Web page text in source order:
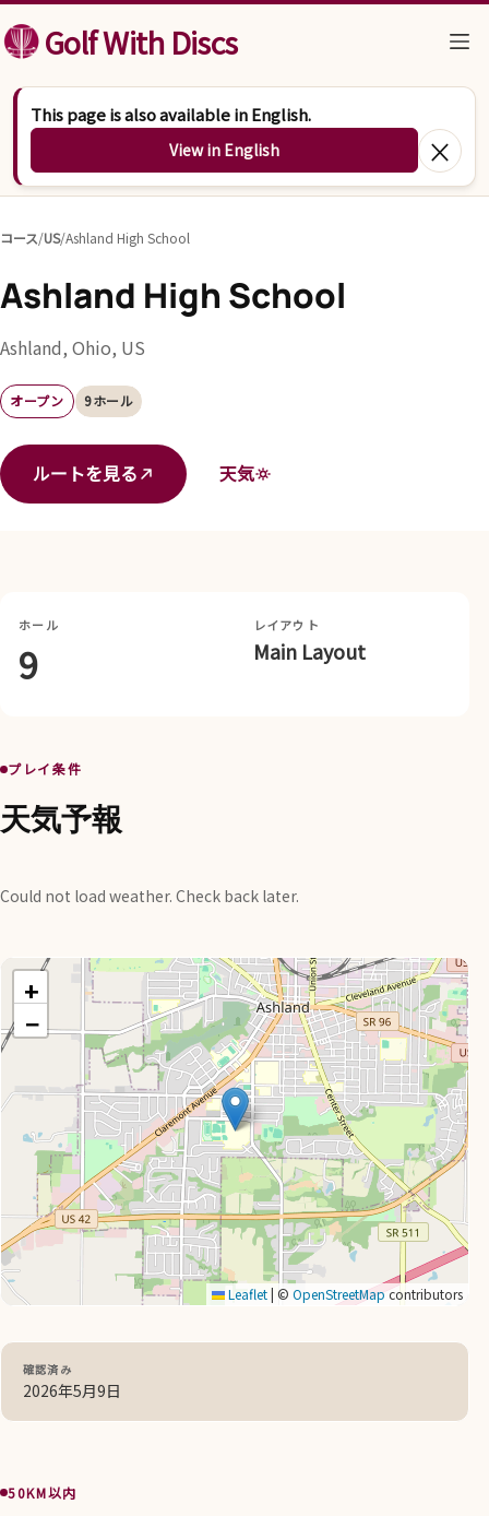
コンテンツへスキップ
Golf With Discs
This page is also available in English.
View in English ×
コース/US/Ashland High School
Ashland High School
Ashland, Ohio, US
オープン 9ホール
ルートを見る 天気
ホール
9
レイアウト
Main Layout
プレイ条件
天気予報
Could not load weather. Check back later.
+
−
Leaflet ©OpenStreetMapcontributors
確認済み
2026年5月9日
50KM以内